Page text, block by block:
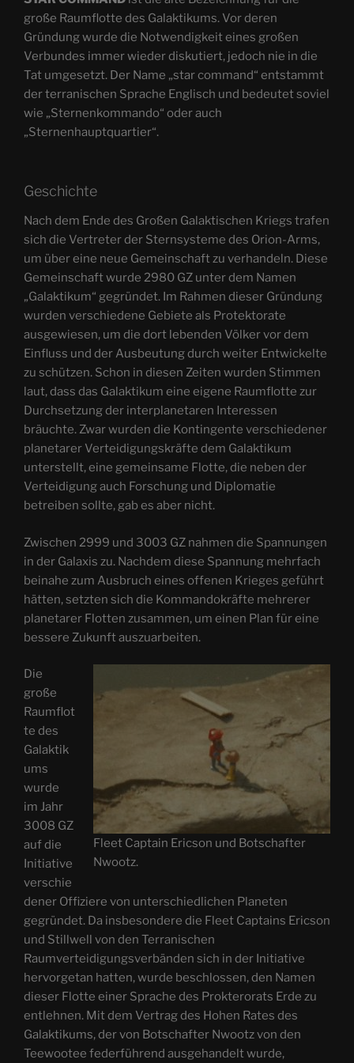
große Raumflotte des Galaktikums. Vor deren
Gründung wurde die Notwendigkeit eines großen
Verbundes immer wieder diskutiert, jedoch nie in die
Tat umgesetzt. Der Name „star command“ entstammt
der terranischen Sprache Englisch und bedeutet soviel
wie „Sternenkommando“ oder auch
„Sternenhauptquartier“.
Geschichte
Nach dem Ende des Großen Galaktischen Kriegs trafen
sich die Vertreter der Sternsysteme des Orion-Arms,
um über eine neue Gemeinschaft zu verhandeln. Diese
Gemeinschaft wurde 2980 GZ unter dem Namen
„Galaktikum“ gegründet. Im Rahmen dieser Gründung
wurden verschiedene Gebiete als Protektorate
ausgewiesen, um die dort lebenden Völker vor dem
Einfluss und der Ausbeutung durch weiter Entwickelte
zu schützen. Schon in diesen Zeiten wurden Stimmen
laut, dass das Galaktikum eine eigene Raumflotte zur
Durchsetzung der interplanetaren Interessen
bräuchte. Zwar wurden die Kontingente verschiedener
planetarer Verteidigungskräfte dem Galaktikum
unterstellt, eine gemeinsame Flotte, die neben der
Verteidigung auch Forschung und Diplomatie
betreiben sollte, gab es aber nicht.
Zwischen 2999 und 3003 GZ nahmen die Spannungen
in der Galaxis zu. Nachdem diese Spannung mehrfach
beinahe zum Ausbruch eines offenen Krieges geführt
hätten, setzten sich die Kommandokräfte mehrerer
planetarer Flotten zusammen, um einen Plan für eine
bessere Zukunft auszuarbeiten.
Fleet Captain Ericson und Botschafter
Nwootz.
Die
große
Raumflot
te des
Galaktik
ums
wurde
im Jahr
3008 GZ
auf die
Initiative
verschie
dener Offiziere von unterschiedlichen Planeten
gegründet. Da insbesondere die Fleet Captains Ericson
und Stillwell von den Terranischen
Raumverteidigungsverbänden sich in der Initiative
hervorgetan hatten, wurde beschlossen, den Namen
dieser Flotte einer Sprache des Prokterorats Erde zu
entlehnen. Mit dem Vertrag des Hohen Rates des
Galaktikums, der von Botschafter Nwootz von den
Teewootee federführend ausgehandelt wurde,